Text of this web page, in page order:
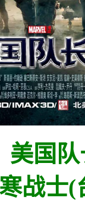
队长
战士